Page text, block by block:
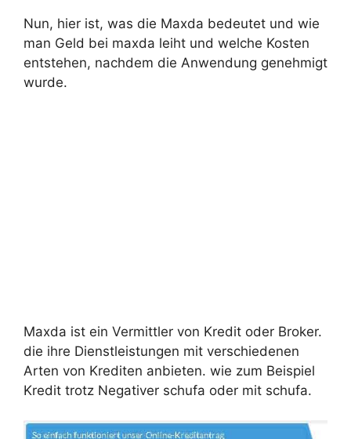
Nun, hier ist, was die Maxda bedeutet und wie
man Geld bei maxda leiht und welche Kosten
entstehen, nachdem die Anwendung genehmigt
wurde.
Maxda ist ein Vermittler von Kredit oder Broker.
die ihre Dienstleistungen mit verschiedenen
Arten von Krediten anbieten. wie zum Beispiel
Kredit trotz Negativer schufa oder mit schufa.